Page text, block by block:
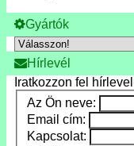
Gyártók
Hírlevél
Iratkozzon fel
Az Ön neve:
Email cím:
Kapcsolat: